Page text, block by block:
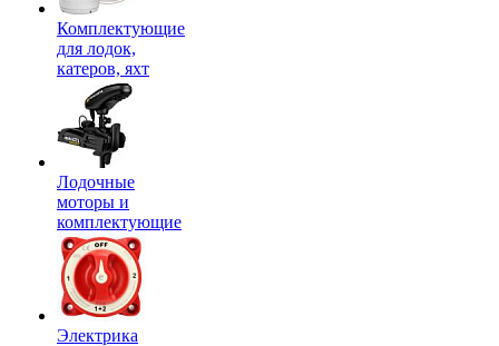
Комплектующие
для лодок,
катеров, яхт
Лодочные
моторы и
комплектующие
Электрика